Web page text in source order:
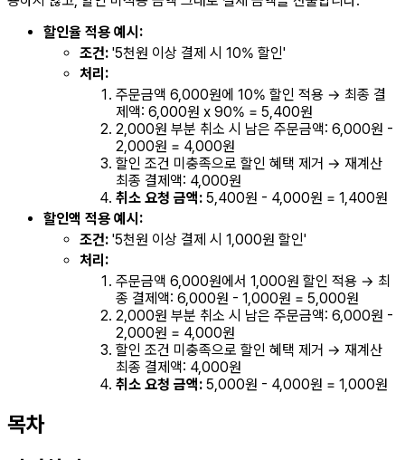
할인율 적용 예시:
조건: '5천원 이상 결제 시 10% 할인'
처리:
주문금액 6,000원에 10% 할인 적용 → 최종 결
제액: 6,000원 x 90% = 5,400원
2,000원 부분 취소 시 남은 주문금액: 6,000원 -
2,000원 = 4,000원
할인 조건 미충족으로 할인 혜택 제거 → 재계산
최종 결제액: 4,000원
취소 요청 금액: 5,400원 - 4,000원 = 1,400원
할인액 적용 예시:
조건: '5천원 이상 결제 시 1,000원 할인'
처리:
주문금액 6,000원에서 1,000원 할인 적용 → 최
종 결제액: 6,000원 - 1,000원 = 5,000원
2,000원 부분 취소 시 남은 주문금액: 6,000원 -
2,000원 = 4,000원
할인 조건 미충족으로 할인 혜택 제거 → 재계산
최종 결제액: 4,000원
취소 요청 금액: 5,000원 - 4,000원 = 1,000원
목차